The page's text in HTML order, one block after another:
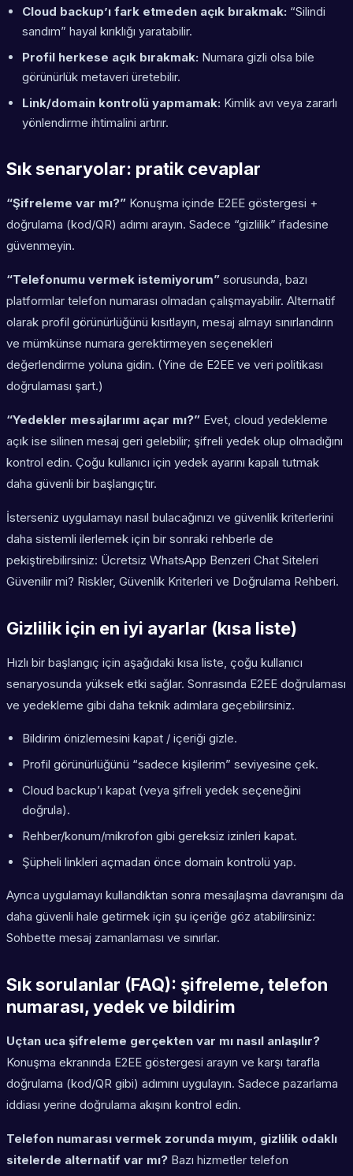
Cloud backup’ı fark etmeden açık bırakmak: “Silindi
sandım” hayal kırıklığı yaratabilir.
Profil herkese açık bırakmak: Numara gizli olsa bile
görünürlük metaveri üretebilir.
Link/domain kontrolü yapmamak: Kimlik avı veya zararlı
yönlendirme ihtimalini artırır.
Sık senaryolar: pratik cevaplar
“Şifreleme var mı?” Konuşma içinde E2EE göstergesi +
doğrulama (kod/QR) adımı arayın. Sadece “gizlilik” ifadesine
güvenmeyin.
“Telefonumu vermek istemiyorum” sorusunda, bazı
platformlar telefon numarası olmadan çalışmayabilir. Alternatif
olarak profil görünürlüğünü kısıtlayın, mesaj almayı sınırlandırın
ve mümkünse numara gerektirmeyen seçenekleri
değerlendirme yoluna gidin. (Yine de E2EE ve veri politikası
doğrulaması şart.)
“Yedekler mesajlarımı açar mı?” Evet, cloud yedekleme
açık ise silinen mesaj geri gelebilir; şifreli yedek olup olmadığını
kontrol edin. Çoğu kullanıcı için yedek ayarını kapalı tutmak
daha güvenli bir başlangıçtır.
İsterseniz uygulamayı nasıl bulacağınızı ve güvenlik kriterlerini
daha sistemli ilerlemek için bir sonraki rehberle de
pekiştirebilirsiniz: Ücretsiz WhatsApp Benzeri Chat Siteleri
Güvenilir mi? Riskler, Güvenlik Kriterleri ve Doğrulama Rehberi.
Gizlilik için en iyi ayarlar (kısa liste)
Hızlı bir başlangıç için aşağıdaki kısa liste, çoğu kullanıcı
senaryosunda yüksek etki sağlar. Sonrasında E2EE doğrulaması
ve yedekleme gibi daha teknik adımlara geçebilirsiniz.
Bildirim önizlemesini kapat / içeriği gizle.
Profil görünürlüğünü “sadece kişilerim” seviyesine çek.
Cloud backup’ı kapat (veya şifreli yedek seçeneğini
doğrula).
Rehber/konum/mikrofon gibi gereksiz izinleri kapat.
Şüpheli linkleri açmadan önce domain kontrolü yap.
Ayrıca uygulamayı kullandıktan sonra mesajlaşma davranışını da
daha güvenli hale getirmek için şu içeriğe göz atabilirsiniz:
Sohbette mesaj zamanlaması ve sınırlar.
Sık sorulanlar (FAQ): şifreleme, telefon
numarası, yedek ve bildirim
Uçtan uca şifreleme gerçekten var mı nasıl anlaşılır?
Konuşma ekranında E2EE göstergesi arayın ve karşı tarafla
doğrulama (kod/QR gibi) adımını uygulayın. Sadece pazarlama
iddiası yerine doğrulama akışını kontrol edin.
Telefon numarası vermek zorunda mıyım, gizlilik odaklı
sitelerde alternatif var mı? Bazı hizmetler telefon